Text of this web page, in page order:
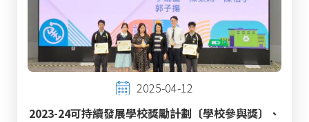
2025-04-12
2023-24可持續發展學校獎勵計劃〔學校參與獎〕、